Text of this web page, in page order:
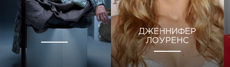
ДЖЕННИФЕР
ЛОУРЕНС